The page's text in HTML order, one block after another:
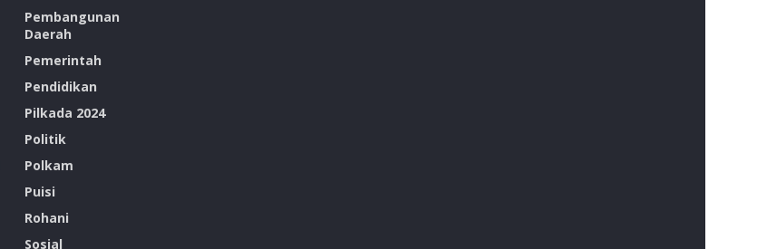
Pembangunan
Daerah
Pemerintah
Pendidikan
Pilkada 2024
Politik
Polkam
Puisi
Rohani
Sosial